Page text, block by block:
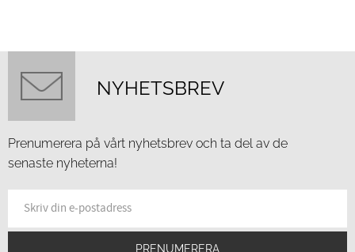
NYHETSBREV
Prenumerera på vårt nyhetsbrev och ta del av de
senaste nyheterna!
PRENUMERERA